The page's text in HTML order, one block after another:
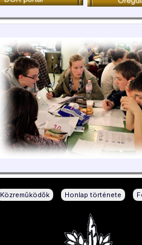
Közreműködők | Honlap története |